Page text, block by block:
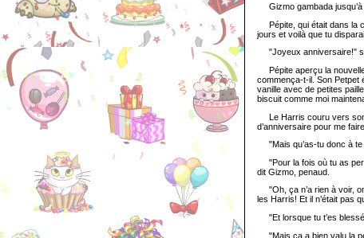
Gizmo gambada jusqu’à
Pépite, qui était dans la
jours et voilà que tu
"Joyeux anniversaire!"
Pépite aperçu la
commença-t-il. Son Petpet
vanille avec de petites
biscuit comme moi
Le Harris couru vers son
d’anniversaire pour me
"Mais qu’as-tu donc à te
"Pour la fois où tu as
dit Gizmo, penaud.
"Oh, ça n’a rien à voir,
les Harris! Et il n’était pas
"Et lorsque tu t’es
"Mais ça a bien valu la